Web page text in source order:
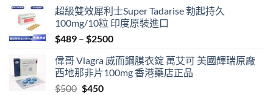
超級雙效犀利士Super Tadarise 勃起持久
100mg/10粒 印度原裝進口
$489 – $2500Price
$489
through
偉哥 Viagra 威而鋼膜衣錠 萬艾可 美國輝瑞原廠
西地那非片100mg 香港藥店正品
$500 Original
$450Current